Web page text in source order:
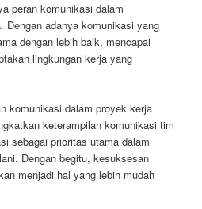
peran komunikasi dalam
Dengan adanya komunikasi yang
dengan lebih baik, mencapai
lingkungan kerja yang
komunikasi dalam proyek kerja
keterampilan komunikasi tim
sebagai prioritas utama dalam
Dengan begitu, kesuksesan
menjadi hal yang lebih mudah